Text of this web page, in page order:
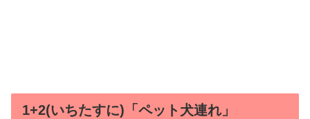
1+2(いちたすに)「ペット犬連れ」